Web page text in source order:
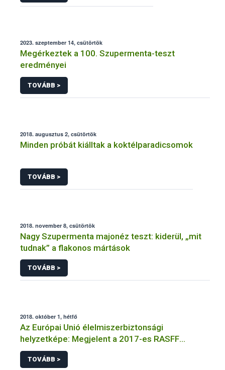
2023. szeptember 14, csütörtök
Megérkeztek a 100. Szupermenta-teszt
eredményei
TOVÁBB >
2018. augusztus 2, csütörtök
Minden próbát kiálltak a koktélparadicsomok
TOVÁBB >
2018. november 8, csütörtök
Nagy Szupermenta majonéz teszt: kiderül, „mit
tudnak” a flakonos mártások
TOVÁBB >
2018. október 1, hétfő
Az Európai Unió élelmiszerbiztonsági
helyzetképe: Megjelent a 2017-es RASFF
jelentés
TOVÁBB >